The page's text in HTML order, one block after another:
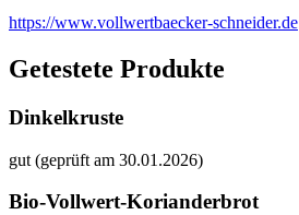
https://www.vollwertbaecker-schneider.de
Getestete Produkte
Dinkelkruste
gut (geprüft am 30.01.2026)
Bio-Vollwert-Korianderbrot